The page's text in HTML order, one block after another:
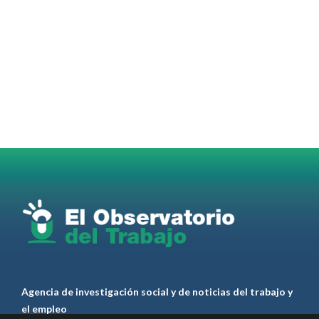
RT@casdcamioneros
1 1 Twitter
Agencia de investigación social y de noticias del trabajo y
el empleo